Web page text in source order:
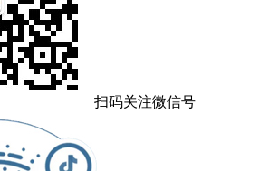
扫码关注微信号